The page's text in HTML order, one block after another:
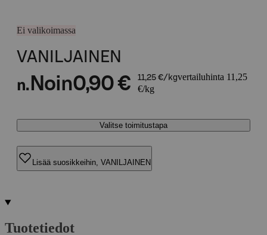
Ei valikoimassa
VANILJAINEN
n. Noin0,90 € 11,25 €/kgvertailuhinta 11,25
€/kg
Valitse toimitustapa
Lisää suosikkeihin, VANILJAINEN
Tuotetiedot